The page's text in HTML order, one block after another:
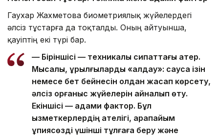
Гаухар Жахметова биометриялық жүйелердегі
әлсіз тұстарға да тоқталды. Оның айтуынша,
қауіптің екі түрі бар.
— Біріншісі — техникалық сипаттағы қатер.
Мысалы, құрылғыларды «алдау»: саусақ ізін
немесе бет бейнесін қолдан жасап көрсету,
әлсіз қорғаныс жүйелерін айналып өту.
Екіншісі — адами фактор. Бұл
қызметкерлердің қателігі, қарапайым
құпиясөзді үшінші тұлғаға беру және